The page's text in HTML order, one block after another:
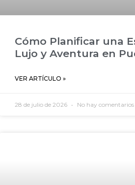
Cómo Planificar una
Lujo y Aventura en
VER ARTÍCULO »
28 de julio de 2026 No hay comentarios